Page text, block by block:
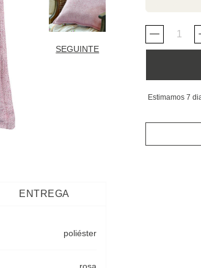
SEGUINTE
Estimamos 7
ENTREGA
poliéster